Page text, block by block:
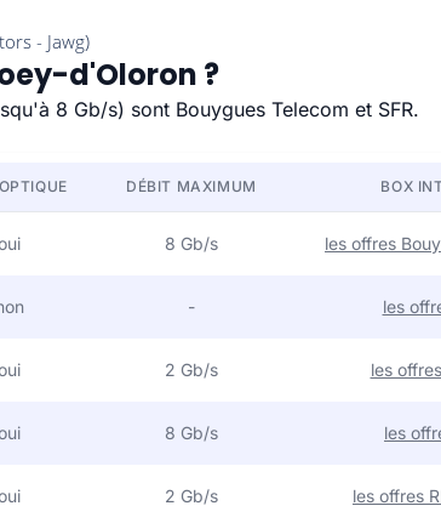
d'Oloron ?
8 Gb/s) sont Bouygues Telecom et SFR.
DÉBIT MAXIMUM BOX
8 Gb/s les offres
- les
2 Gb/s les
8 Gb/s les
2 Gb/s les offres